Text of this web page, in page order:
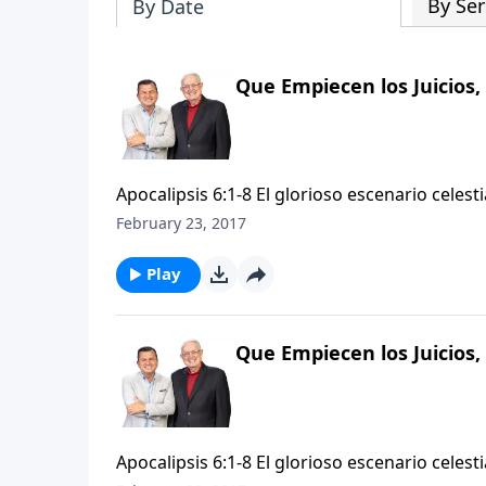
By Date By
Que Empiecen los
Apocalipsis 6:1-8 El glorioso escenario
por algún tiempo. Junto a Juan hemos
mano del Padre el rollo y romper sus sellos.
criaturas en el cielo y en la tierra, para dar
la tierra, de alabanzas y adoración al
February 23, 2017
Play
Que Empiecen los
Apocalipsis 6:1-8 El glorioso escenario